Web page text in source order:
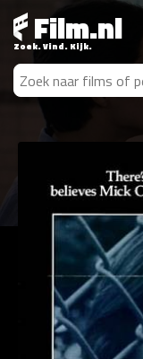
Film.nl
Zoek. Vind. Kijk.